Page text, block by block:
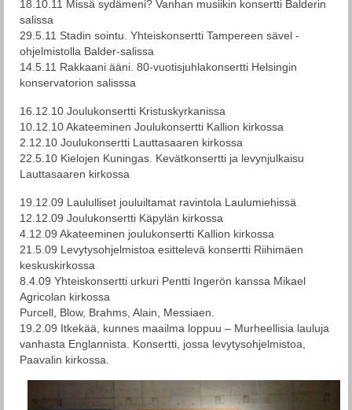
18.10.11 Missä sydämeni? Vanhan musiikin konsertti Balderin
salissa
29.5.11 Stadin sointu. Yhteiskonsertti Tampereen sävel -
ohjelmistolla Balder-salissa
14.5.11 Rakkaani ääni. 80-vuotisjuhlakonsertti Helsingin
konservatorion salisssa
16.12.10 Joulukonsertti Kristuskyrkanissa
10.12.10 Akateeminen Joulukonsertti Kallion kirkossa
2.12.10 Joulukonsertti Lauttasaaren kirkossa
22.5.10 Kielojen Kuningas. Kevätkonsertti ja levynjulkaisu
Lauttasaaren kirkossa
19.12.09 Laululliset jouluiltamat ravintola Laulumiehissä
12.12.09 Joulukonsertti Käpylän kirkossa
4.12.09 Akateeminen joulukonsertti Kallion kirkossa
21.5.09 Levytysohjelmistoa esittelevä konsertti Riihimäen
keskuskirkossa
8.4.09 Yhteiskonsertti urkuri Pentti Ingerön kanssa Mikael
Agricolan kirkossa
Purcell, Blow, Brahms, Alain, Messiaen.
19.2.09 Itkekää, kunnes maailma loppuu – Murheellisia lauluja
vanhasta Englannista. Konsertti, jossa levytysohjelmistoa,
Paavalin kirkossa.